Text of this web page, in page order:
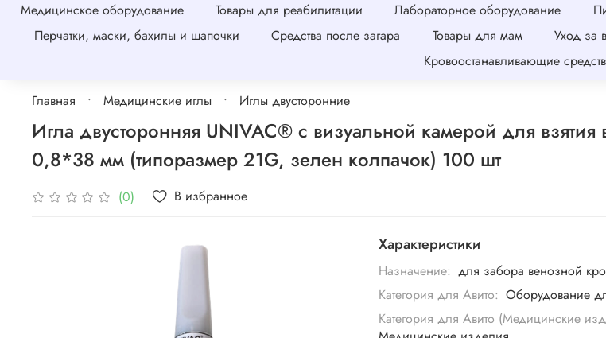
Медицинское оборудование
Товары для реабилитации Лабораторное оборудование
Перчатки, маски, бахилы и шапочки
Средства после загара Товары для мам Уход за
Кровоостанавливающие
Главная Медицинские иглы Иглы двусторонние
Игла двусторонняя UNIVAC® с визуальной камерой для
0,8*38 мм (типоразмер 21G, зелен колпачок) 100 шт
(0) В избранное
Характеристики
Назначение: для забора венозной
Категория для Авито: Оборудование
Категория для Авито (Медицинские